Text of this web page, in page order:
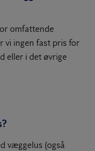
omfattende
vi ingen fast pris for
eller i det øvrige
væggelus (også